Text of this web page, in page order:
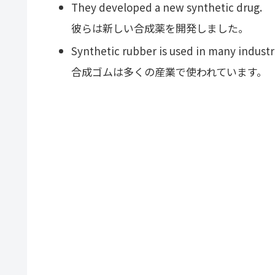
They developed a new synthetic drug.
彼らは新しい合成薬を開発しました。
Synthetic rubber is used in many
合成ゴムは多くの産業で使われています。